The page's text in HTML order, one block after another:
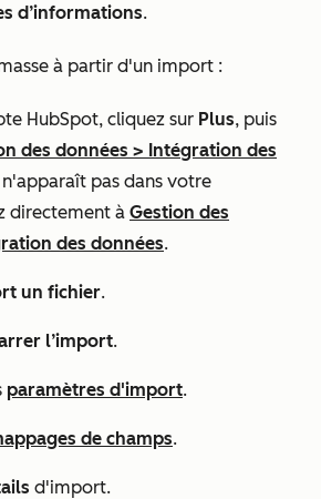
d’informations.
à partir d'un import :
HubSpot, cliquez sur Plus, puis
des données > Intégration des
n'apparaît pas dans votre
directement à Gestion des
des données.
un fichier.
l’import.
paramètres d'import.
de champs.
d'import.